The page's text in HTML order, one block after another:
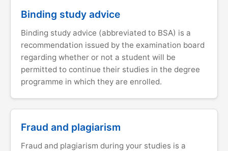
Binding study advice
Binding study advice (abbreviated to BSA) is a
recommendation issued by the examination board
regarding whether or not a student will be
permitted to continue their studies in the degree
programme in which they are enrolled.
Fraud and plagiarism
Fraud and plagiarism during your studies is a